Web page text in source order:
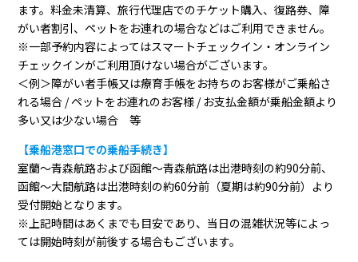
ます。料金未清算、旅行代理店でのチケット購入、復路券、障
がい者割引、ペットをお連れの場合などはご利用できません。
※一部予約内容によってはスマートチェックイン・オンライン
チェックインがご利用頂けない場合がございます。
＜例＞障がい者手帳又は療育手帳をお持ちのお客様がご乗船さ
れる場合 / ペットをお連れのお客様 / お支払金額が乗船金額より
多い又は少ない場合 等
【乗船港窓口での乗船手続き】
室蘭～青森航路および函館～青森航路は出港時刻の約90分前、
函館～大間航路は出港時刻の約60分前（夏期は約90分前）より
受付開始となります。
※上記時間はあくまでも目安であり、当日の混雑状況等によっ
ては開始時刻が前後する場合もございます。